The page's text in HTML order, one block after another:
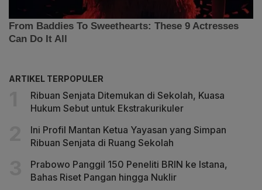
ARTIKEL TERPOPULER
Ribuan Senjata Ditemukan di Sekolah, Kuasa
Hukum Sebut untuk Ekstrakurikuler
Ini Profil Mantan Ketua Yayasan yang Simpan
Ribuan Senjata di Ruang Sekolah
Prabowo Panggil 150 Peneliti BRIN ke Istana,
Bahas Riset Pangan hingga Nuklir